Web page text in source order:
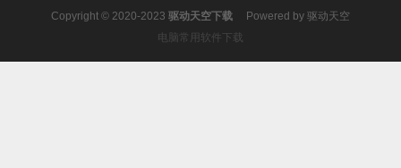
Copyright © 2020-2023 驱动天空下载 Powered by 驱动天空
电脑常用软件下载